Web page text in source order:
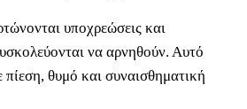
υποχρεώσεις και
να αρνηθούν. Αυτό
θυμό και συναισθηματική